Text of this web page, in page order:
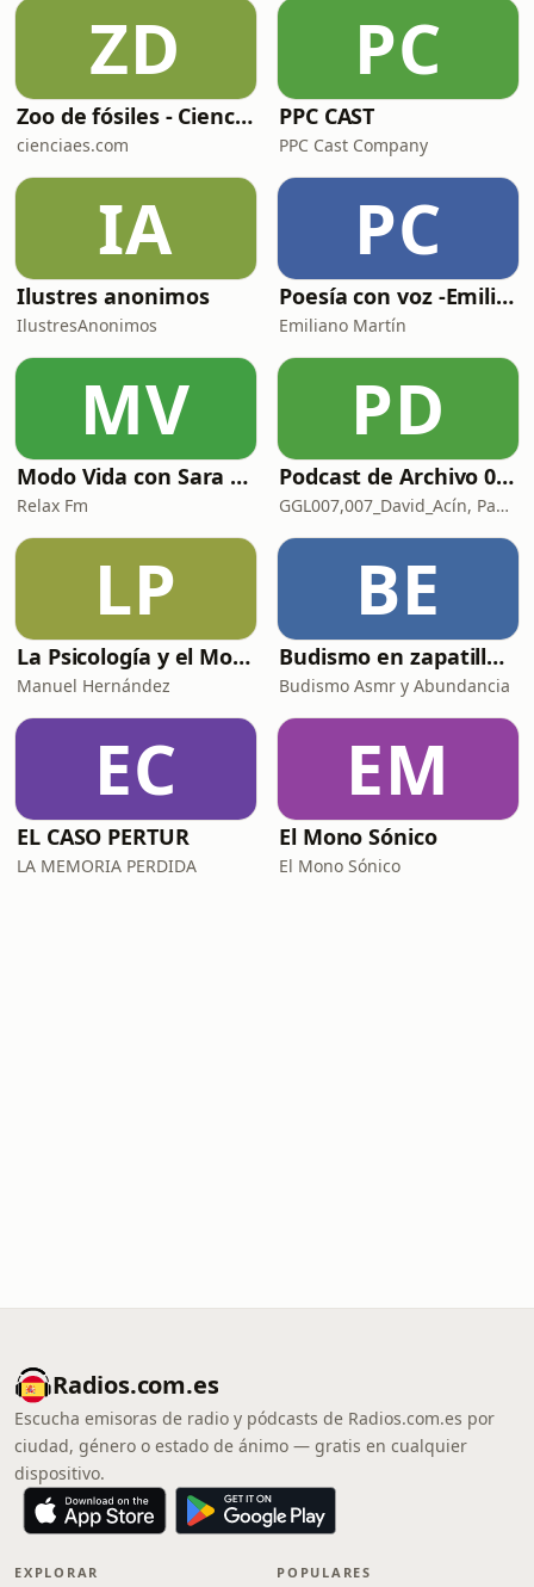
ZD
Zoo de fósiles - Cienciaes.com
cienciaes.com
PC
PPC CAST
PPC Cast Company
IA
Ilustres anonimos
IlustresAnonimos
PC
Poesía con voz -Emiliano Martín- Podcasts
Emiliano Martín
MV
Modo Vida con Sara Manzaneque
Relax Fm
PD
Podcast de Archivo 007
GGL007,007_David_Acín, Pablo_Ortega, 58, AlbertoBond y Claalc
LP
La Psicología y el Modelo Parcuve®
Manuel Hernández
BE
Budismo en zapatillas, El budismo sin sermones
Budismo Asmr y Abundancia
EC
EL CASO PERTUR
LA MEMORIA PERDIDA
EM
El Mono Sónico
El Mono Sónico
Radios.com.es
Escucha emisoras de radio y pódcasts de Radios.com.es por
ciudad, género o estado de ánimo — gratis en cualquier
dispositivo.
EXPLORAR POPULARES